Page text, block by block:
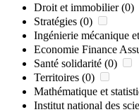
Droit et immobilier (0)
Stratégies (0)
Ingénierie mécanique
Economie Finance
Santé solidarité (0)
Territoires (0)
Mathématique et
Institut national des